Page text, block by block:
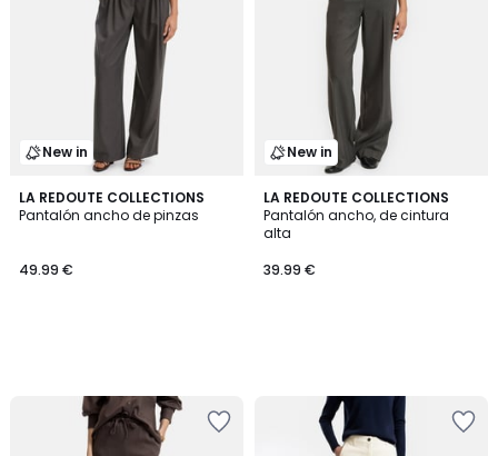
New in
LA REDOUTE COLLECTIONS
Pantalón ancho de pinzas
49.99 €
New in
LA REDOUTE COLLECTIONS
Pantalón ancho, de cintura
alta
39.99 €